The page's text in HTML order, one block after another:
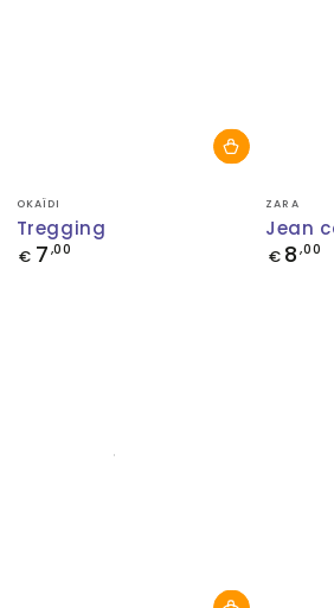
Fournisseur:
OKAÏDI
Tregging
Prix
€ 7 ,00
ZARA
Jean
Prix
€ 8 ,00